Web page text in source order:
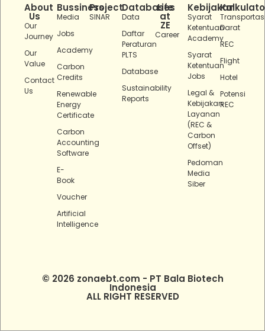
About
Us
Our
Journey
Our
Value
Contact
Us
Bussiness
Media
Jobs
Academy
Carbon
Credits
Renewable
Energy
Certificate
Carbon
Accounting
Software
E-
Book
Voucher
Artificial
Intelligence
Project
SINAR
Databases
Data
Daftar
Peraturan
PLTS
Database
Sustainability
Reports
Life
at
ZE
Career
Kebijakan
Syarat
Ketentuan
Academy
Syarat
Ketentuan
Jobs
Legal &
Kebijakan
Layanan
(REC &
Carbon
Offset)
Pedoman
Media
Siber
Darat
REC
Flight
Hotel
Potensi
REC
© 2026 zonaebt.com - PT Bala Biotech
Indonesia
ALL RIGHT RESERVED